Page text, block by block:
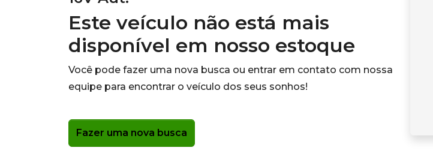
Este veículo não está mais
disponível em nosso estoque
Você pode fazer uma nova busca ou entrar em contato com nossa
equipe para encontrar o veículo dos seus sonhos!
Fazer uma nova busca